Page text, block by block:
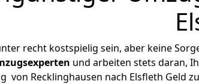
recht kostspielig sein, aber keine
und arbeiten stets daran,
von Recklinghausen nach Elsfleth Geld